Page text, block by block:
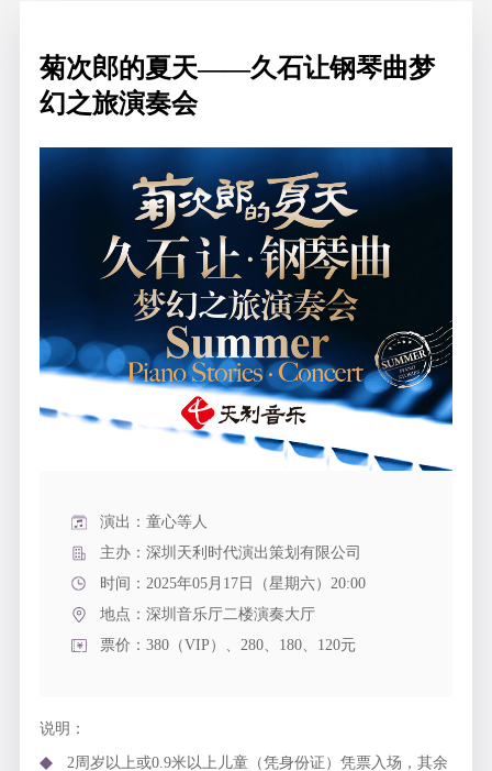
菊次郎的夏天——久石让钢琴曲梦
幻之旅演奏会
演出：童心等人
主办：深圳天利时代演出策划有限公司
时间：2025年05月17日（星期六）20:00
地点： 深圳音乐厅二楼演奏大厅
票价：380（VIP）、280、180、120元
说明：
2周岁以上或0.9米以上儿童（凭身份证）凭票入场，其余